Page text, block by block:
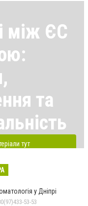
між ЄС
та
тут
у Дніпрі
53-53